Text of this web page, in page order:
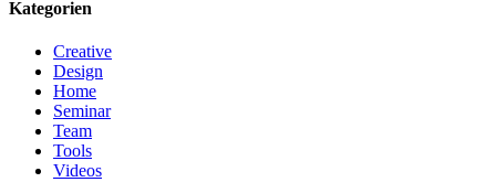
Kategorien
Creative
Design
Home
Seminar
Team
Tools
Videos